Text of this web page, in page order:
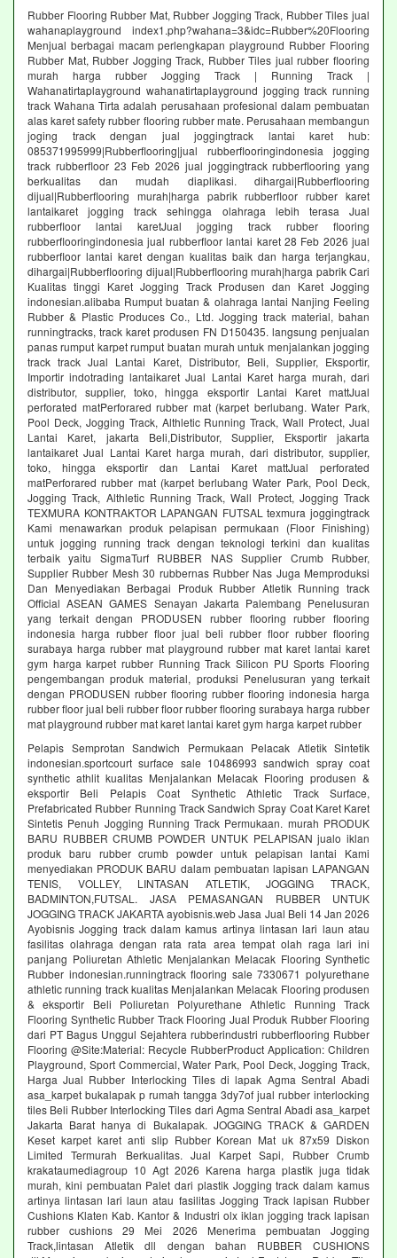
Rubber Flooring Rubber Mat, Rubber Jogging Track, Rubber Tiles jual
wahanaplayground index1.php?wahana=3&idc=Rubber%20Flooring
Menjual berbagai macam perlengkapan playground Rubber Flooring
Rubber Mat, Rubber Jogging Track, Rubber Tiles jual rubber flooring
murah harga rubber Jogging Track | Running Track |
Wahanatirtaplayground wahanatirtaplayground jogging track running
track Wahana Tirta adalah perusahaan profesional dalam pembuatan
alas karet safety rubber flooring rubber mate. Perusahaan membangun
joging track dengan jual joggingtrack lantai karet hub:
085371995999|Rubberflooring|jual rubberflooringindonesia jogging
track rubberfloor 23 Feb 2026 jual joggingtrack rubberflooring yang
berkualitas dan mudah diaplikasi. dihargai|Rubberflooring
dijual|Rubberflooring murah|harga pabrik rubberfloor rubber karet
lantaikaret jogging track sehingga olahraga lebih terasa Jual
rubberfloor lantai karetJual jogging track rubber flooring
rubberflooringindonesia jual rubberfloor lantai karet 28 Feb 2026 jual
rubberfloor lantai karet dengan kualitas baik dan harga terjangkau,
dihargai|Rubberflooring dijual|Rubberflooring murah|harga pabrik Cari
Kualitas tinggi Karet Jogging Track Produsen dan Karet Jogging
indonesian.alibaba Rumput buatan & olahraga lantai Nanjing Feeling
Rubber & Plastic Produces Co., Ltd. Jogging track material, bahan
runningtracks, track karet produsen FN D150435. langsung penjualan
panas rumput karpet rumput buatan murah untuk menjalankan jogging
track track Jual Lantai Karet, Distributor, Beli, Supplier, Eksportir,
Importir indotrading lantaikaret Jual Lantai Karet harga murah, dari
distributor, supplier, toko, hingga eksportir Lantai Karet mattJual
perforated matPerforared rubber mat (karpet berlubang. Water Park,
Pool Deck, Jogging Track, Althletic Running Track, Wall Protect, Jual
Lantai Karet, jakarta Beli,Distributor, Supplier, Eksportir jakarta
lantaikaret Jual Lantai Karet harga murah, dari distributor, supplier,
toko, hingga eksportir dan Lantai Karet mattJual perforated
matPerforared rubber mat (karpet berlubang Water Park, Pool Deck,
Jogging Track, Althletic Running Track, Wall Protect, Jogging Track
TEXMURA KONTRAKTOR LAPANGAN FUTSAL texmura joggingtrack
Kami menawarkan produk pelapisan permukaan (Floor Finishing)
untuk jogging running track dengan teknologi terkini dan kualitas
terbaik yaitu SigmaTurf RUBBER NAS Supplier Crumb Rubber,
Supplier Rubber Mesh 30 rubbernas Rubber Nas Juga Memproduksi
Dan Menyediakan Berbagai Produk Rubber Atletik Running track
Official ASEAN GAMES Senayan Jakarta Palembang Penelusuran
yang terkait dengan PRODUSEN rubber flooring rubber flooring
indonesia harga rubber floor jual beli rubber floor rubber flooring
surabaya harga rubber mat playground rubber mat karet lantai karet
gym harga karpet rubber Running Track Silicon PU Sports Flooring
pengembangan produk material, produksi Penelusuran yang terkait
dengan PRODUSEN rubber flooring rubber flooring indonesia harga
rubber floor jual beli rubber floor rubber flooring surabaya harga rubber
mat playground rubber mat karet lantai karet gym harga karpet rubber
Pelapis Semprotan Sandwich Permukaan Pelacak Atletik Sintetik
indonesian.sportcourt surface sale 10486993 sandwich spray coat
synthetic athlit kualitas Menjalankan Melacak Flooring produsen &
eksportir Beli Pelapis Coat Synthetic Athletic Track Surface,
Prefabricated Rubber Running Track Sandwich Spray Coat Karet Karet
Sintetis Penuh Jogging Running Track Permukaan. murah PRODUK
BARU RUBBER CRUMB POWDER UNTUK PELAPISAN jualo iklan
produk baru rubber crumb powder untuk pelapisan lantai Kami
menyediakan PRODUK BARU dalam pembuatan lapisan LAPANGAN
TENIS, VOLLEY, LINTASAN ATLETIK, JOGGING TRACK,
BADMINTON,FUTSAL. JASA PEMASANGAN RUBBER UNTUK
JOGGING TRACK JAKARTA ayobisnis.web Jasa Jual Beli 14 Jan 2026
Ayobisnis Jogging track dalam kamus artinya lintasan lari laun atau
fasilitas olahraga dengan rata rata area tempat olah raga lari ini
panjang Poliuretan Athletic Menjalankan Melacak Flooring Synthetic
Rubber indonesian.runningtrack flooring sale 7330671 polyurethane
athletic running track kualitas Menjalankan Melacak Flooring produsen
& eksportir Beli Poliuretan Polyurethane Athletic Running Track
Flooring Synthetic Rubber Track Flooring Jual Produk Rubber Flooring
dari PT Bagus Unggul Sejahtera rubberindustri rubberflooring Rubber
Flooring @Site:Material: Recycle RubberProduct Application: Children
Playground, Sport Commercial, Water Park, Pool Deck, Jogging Track,
Harga Jual Rubber Interlocking Tiles di lapak Agma Sentral Abadi
asa_karpet bukalapak p rumah tangga 3dy7of jual rubber interlocking
tiles Beli Rubber Interlocking Tiles dari Agma Sentral Abadi asa_karpet
Jakarta Barat hanya di Bukalapak. JOGGING TRACK & GARDEN
Keset karpet karet anti slip Rubber Korean Mat uk 87x59 Diskon
Limited Termurah Berkualitas. Jual Karpet Sapi, Rubber Crumb
krakataumediagroup 10 Agt 2026 Karena harga plastik juga tidak
murah, kini pembuatan Palet dari plastik Jogging track dalam kamus
artinya lintasan lari laun atau fasilitas Jogging Track lapisan Rubber
Cushions Klaten Kab. Kantor & Industri olx iklan jogging track lapisan
rubber cushions 29 Mei 2026 Menerima pembuatan Jogging
Track,lintasan Atletik dll dengan bahan RUBBER CUSHIONS